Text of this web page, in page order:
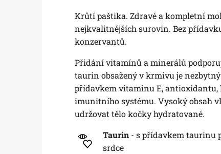
Krůtí paštika. Zdravé a kompletní
nejkvalitnějších surovin. Bez
konzervantů.
Přidání vitamínů a minerálů
taurin obsažený v krmivu je
přídavkem vitaminu E, antioxidantu,
imunitního systému. Vysoký obsah
udržovat tělo kočky hydratované.
Taurin - s přídavkem taurinu
srdce